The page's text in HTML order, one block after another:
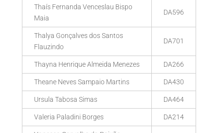
Thaís Fernanda Venceslau Bispo
Maia
DA596
Thalya Gonçalves dos Santos
Flauzindo
DA701
Thayna Henrique Almeida Menezes DA266
Theane Neves Sampaio Martins DA430
Ursula Tabosa Simas DA464
Valeria Paladini Borges DA214